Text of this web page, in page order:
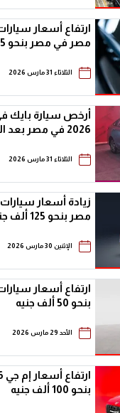
مصر في مصر بنحو 125 ألف جنيه
الثلاثاء 31 مارس 2026
أرخص سيارة بايك
2026 في مصر بعد الزيادات الأخيرة
الثلاثاء 31 مارس 2026
مصر بنحو 125 ألف جنيه
الإثنين 30 مارس 2026
ارتفاع أسعار
بنحو 50 ألف جنيه
الأحد 29 مارس 2026
بنحو 100 ألف جنيه